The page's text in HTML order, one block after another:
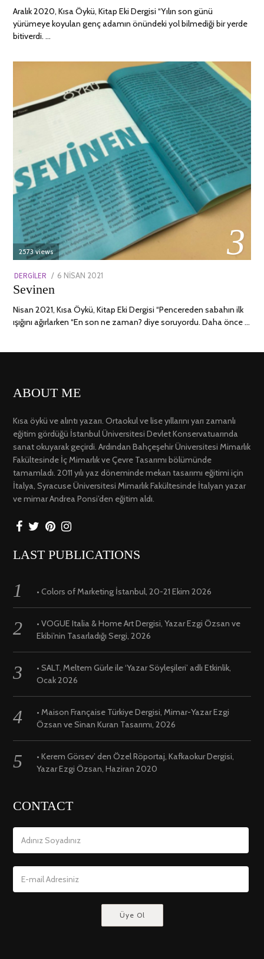
Aralık 2020, Kısa Öykü, Kitap Eki Dergisi “Yılın son günü
yürümeye koyulan genç adamın önündeki yol bilmediği bir yerde
bitiverdi. …
03
2573 views
DERGILER
POSTED
6 NISAN 2021
Sevinen
Nisan 2021, Kısa Öykü, Kitap Eki Dergisi “Pencereden sabahın ilk
ışığını ağırlarken “En son ne zaman? diye soruyordu. Daha önce …
ABOUT ME
Kısa öykü ve alıntı yazarı. Ortaokul ve lise yıllarını yarı zamanlı
eğitim gördüğü İstanbul Üniversitesi Devlet Konservatuarında
sanat okuyarak geçirdi. Ardından Bahçeşehir Üniversitesi Mimarlık
Fakültesinde İç Mimarlık ve Çevre Tasarımı bölümünde
tamamladı. 2011 yılı yaz döneminde mekan tasarımı eğitimi için
İtalya, Syracuse Üniversitesi Mimarlık Fakültesinde İtalyan yazar
ve mimar Andrea Ponsi’den eğitim aldı.
LAST PUBLICATIONS
• Colors of Marketing İstanbul, 20-21 Ekim 2026
• VOGUE Italia & Home Art Dergisi, Yazar Ezgi Özsan ve
Ekibi’nin Tasarladığı Sergi, 2026
• SALT, Meltem Gürle ile ‘Yazar Söyleşileri’ adlı Etkinlik,
Ocak 2026
• Maison Française Türkiye Dergisi, Mimar-Yazar Ezgi
Özsan ve Sinan Kuran Tasarımı, 2026
• Kerem Görsev’ den Özel Röportaj, Kafkaokur Dergisi,
Yazar Ezgi Özsan, Haziran 2020
CONTACT